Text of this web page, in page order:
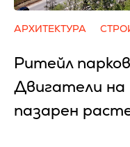
АРХИТЕКТУРА
Ритейл
Двигатели на
пазарен